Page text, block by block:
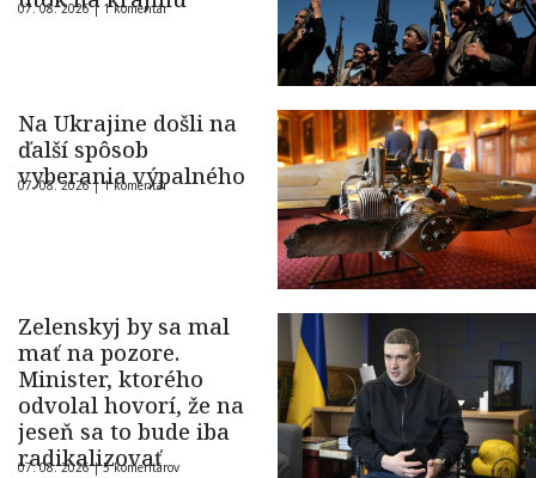
07. 08. 2026 | 1 komentár
Na Ukrajine došli na
ďalší spôsob
vyberania výpalného
07. 08. 2026 |1 komentár
Zelenskyj by sa mal
mať na pozore.
Minister, ktorého
odvolal hovorí, že na
jeseň sa to bude iba
radikalizovať
07. 08. 2026 |5 komentárov